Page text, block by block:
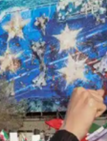
德舉行演唱會期間展
多地反美抗議活動已
同意與伊朗新領導
居住安排查詢熱線
激烈 原油、貴金屬
域能見度低於2海里